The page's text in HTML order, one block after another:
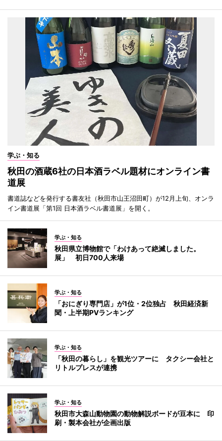
学ぶ・知る
秋田の酒蔵6社の日本酒ラベル題材にオンライン書
道展
書道誌などを発行する書友社（秋田市山王沼田町）が12月上旬、オンラ
イン書道展「第1回 日本酒ラベル書道展」を開く。
学ぶ・知る
秋田県立博物館で「わけあって絶滅しました。
展」 初日700人来場
学ぶ・知る
「おにぎり専門店」が1位・2位独占 秋田経済新
聞・上半期PVランキング
学ぶ・知る
「秋田の暮らし」を観光ツアーに タクシー会社と
リトルプレスが連携
学ぶ・知る
秋田市大森山動物園の動物解説ボードが豆本に 印
刷・製本会社が企画出版